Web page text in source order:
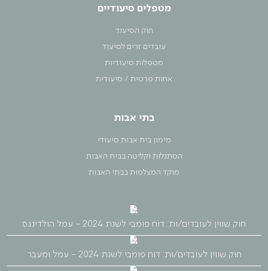
מטפלים סיעודיים
חוק הסיעוד
עובדים זרים לסיעוד
מטפלות סיעודיות
אחות פרטית / סיעודית
בתי אבות
מימון בית אבות סיעודי
הסתגלות וקליטה בבית האבות
מוקד המצלמות בבתי האבות
חוק שווין לעובדים/ות: דוח פומבי לשנת 2024 - עמל הולדינגס
חוק שווין לעובדים/ות: דוח פומבי לשנת 2024 - עמל ומעבר